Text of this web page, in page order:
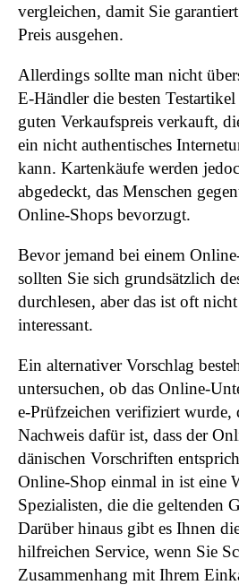
vergleichen, damit Sie
Preis ausgehen.
Allerdings sollte man nicht
E-Händler die besten
guten Verkaufspreis verkauft,
ein nicht authentisches
kann. Kartenkäufe werden
abgedeckt, das Menschen
Online-Shops bevorzugt.
Bevor jemand bei einem
sollten Sie sich grundsätzlich
durchlesen, aber das ist oft
interessant.
Ein alternativer Vorschlag
untersuchen, ob das Online-
e-Prüfzeichen verifiziert wurde,
Nachweis dafür ist, dass der
dänischen Vorschriften
Online-Shop einmal in ist eine
Spezialisten, die die geltenden
Darüber hinaus gibt es Ihnen
hilfreichen Service, wenn Sie
Zusammenhang mit Ihrem